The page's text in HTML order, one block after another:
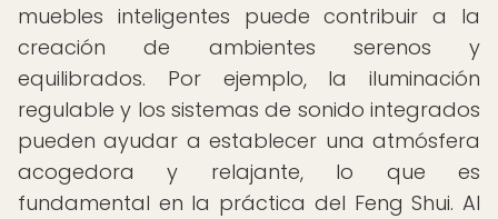
muebles inteligentes puede contribuir a la
creación de ambientes serenos y
equilibrados. Por ejemplo, la iluminación
regulable y los sistemas de sonido integrados
pueden ayudar a establecer una atmósfera
acogedora y relajante, lo que es
fundamental en la práctica del Feng Shui. Al